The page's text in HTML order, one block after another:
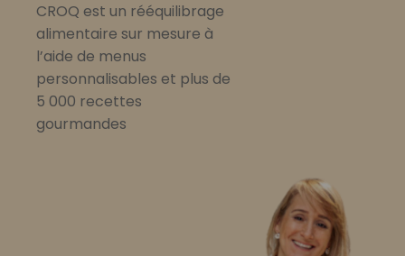
CROQ est un rééquilibrage
alimentaire sur mesure à
l’aide de menus
personnalisables et plus de
5 000 recettes
gourmandes